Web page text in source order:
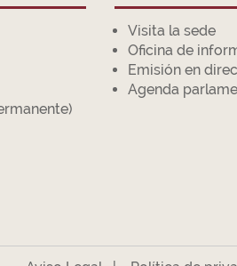
Visita la sede
Oficina de
Emisión en
Agenda